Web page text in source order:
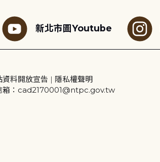
新北市圖Youtube
資料開放宣告 | 隱私權聲明
箱：cad2170001@ntpc.gov.tw